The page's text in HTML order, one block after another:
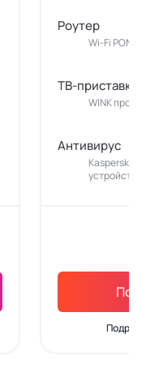
Роутер
Wi-Fi PON-
ТВ-приставка
WINK
Антивирус
Kaspersky